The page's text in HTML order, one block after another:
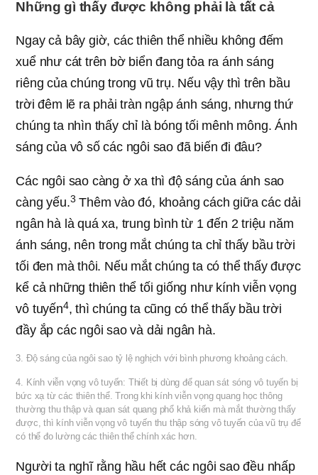
Những gì thấy được không phải là tất cả
Ngay cả bây giờ, các thiên thể nhiều không đếm
xuể như cát trên bờ biển đang tỏa ra ánh sáng
riêng của chúng trong vũ trụ. Nếu vậy thì trên bầu
trời đêm lẽ ra phải tràn ngập ánh sáng, nhưng thứ
chúng ta nhìn thấy chỉ là bóng tối mênh mông. Ánh
sáng của vô số các ngôi sao đã biến đi đâu?
Các ngôi sao càng ở xa thì độ sáng của ánh sao
càng yếu.3 Thêm vào đó, khoảng cách giữa các dải
ngân hà là quá xa, trung bình từ 1 đến 2 triệu năm
ánh sáng, nên trong mắt chúng ta chỉ thấy bầu trời
tối đen mà thôi. Nếu mắt chúng ta có thể thấy được
kể cả những thiên thể tối giống như kính viễn vọng
vô tuyến4, thì chúng ta cũng có thể thấy bầu trời
đầy ắp các ngôi sao và dải ngân hà.
3. Độ sáng của ngôi sao tỷ lệ nghịch với bình phương khoảng cách.
4. Kính viễn vọng vô tuyến: Thiết bị dùng để quan sát sóng vô tuyến bị
bức xạ từ các thiên thể. Trong khi kính viễn vọng quang học thông
thường thu thập và quan sát quang phổ khả kiến mà mắt thường thấy
được, thì kính viễn vọng vô tuyến thu thập sóng vô tuyến của vũ trụ để
có thể đo lường các thiên thể chính xác hơn.
Người ta nghĩ rằng hầu hết các ngôi sao đều nhấp